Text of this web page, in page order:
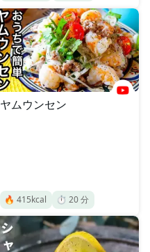
ヤムウンセン
🔥 415kcal ⏱️ 20分